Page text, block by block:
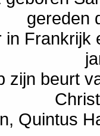
gereden
zijn beurt
Quintus